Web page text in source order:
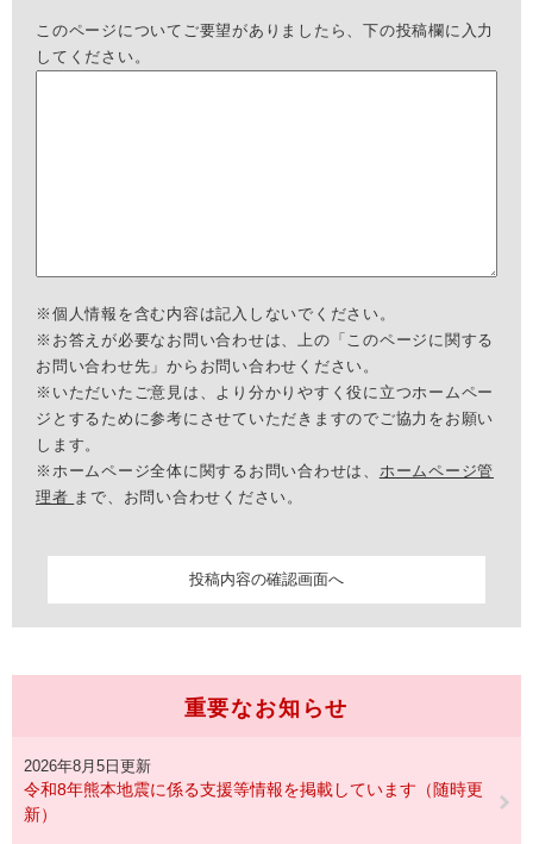
このページについてご要望がありましたら、下の投稿欄に入力
してください。
※個人情報を含む内容は記入しないでください。
※お答えが必要なお問い合わせは、上の「このページに関する
お問い合わせ先」からお問い合わせください。
※いただいたご意見は、より分かりやすく役に立つホームペー
ジとするために参考にさせていただきますのでご協力をお願い
します。
※ホームページ全体に関するお問い合わせは、 ホームページ管
理者 まで、お問い合わせください。
重要なお知らせ
2026年8月5日更新
令和8年熊本地震に係る支援等情報を掲載しています（随時更
新）